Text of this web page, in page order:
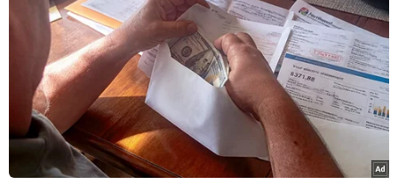
Georgia, Iowa, Maine, Michigan, Minnesota,
Nebraska, New Hampshire, Bắc Carolina, Ohio,
Pennsylvania, Texas và Wisconsin.
Với hơn 7,3 triệu cử tri đã đi bỏ phiếu sớm trong
năm nay, bang Texas đã đạt xấp xỉ tổng số cử tri
đi bỏ phiếu trong năm 2016. Tỷ lệ cử tri đi bỏ
phiếu sớm tại bang này hiện chiếm gần 82%